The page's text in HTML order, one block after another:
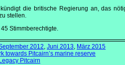
die britische Regierung an, das
stellen.
Stimmberechtigte.
2012, Juni 2013, März 2015
towards Pitcairn’s marine reserve
Pitcairn